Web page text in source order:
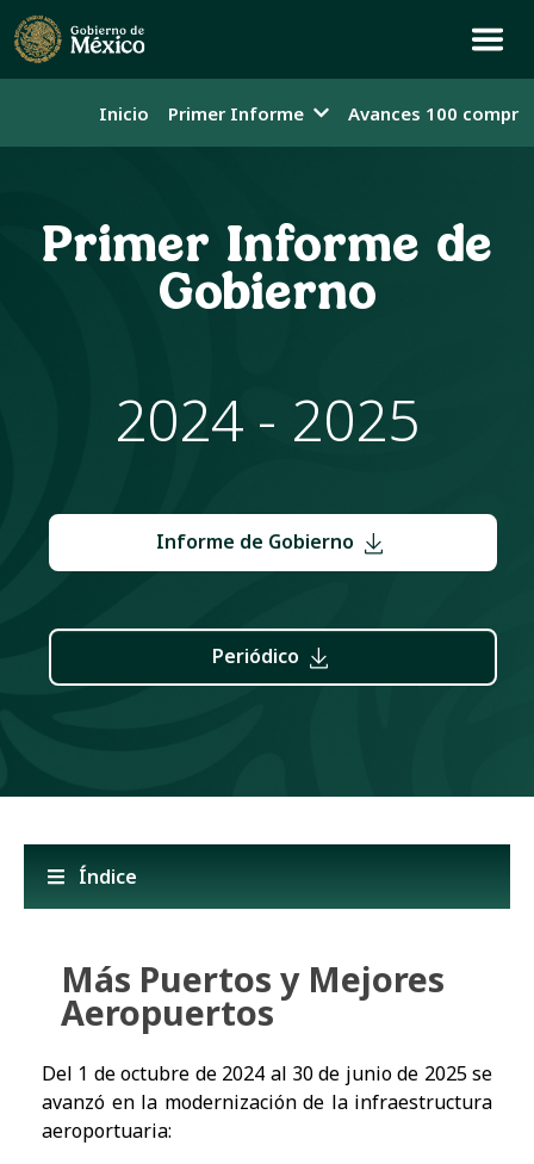
Inicio Primer Informe Avances 100
Primer Informe de
Gobierno
2024 - 2025
Informe de Gobierno
Periódico
Índice
Más Puertos y Mejores
Aeropuertos
Del 1 de octubre de 2024 al 30 de junio de 2025 se
avanzó en la modernización de la infraestructura
aeroportuaria: